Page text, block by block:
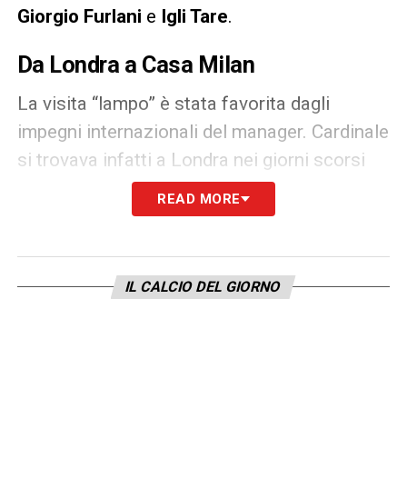
Giorgio Furlani e Igli Tare.
Da Londra a Casa Milan
La visita “lampo” è stata favorita dagli
impegni internazionali del manager. Cardinale
si trovava infatti a Londra nei giorni scorsi
per una riunione strategica legata al progetto
, confermando la volontà di
americano. Dopo aver lasciato Milanello
intorno alle 12:00, il tour istituzionale è
READ MORE
IL CALCIO DEL GIORNO